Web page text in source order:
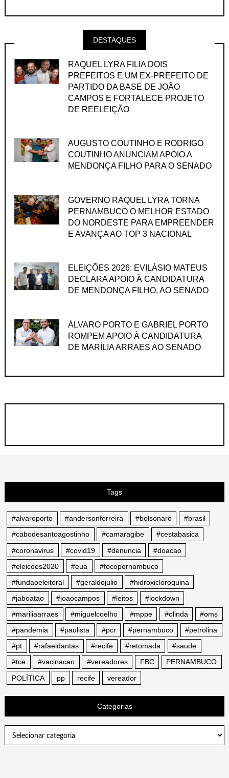
DESTAQUES
RAQUEL LYRA FILIA DOIS
PREFEITOS E UM EX-PREFEITO DE
PARTIDO DA BASE DE JOÃO
CAMPOS E FORTALECE PROJETO
DE REELEIÇÃO
AUGUSTO COUTINHO E RODRIGO
COUTINHO ANUNCIAM APOIO A
MENDONÇA FILHO PARA O SENADO
GOVERNO RAQUEL LYRA TORNA
PERNAMBUCO O MELHOR ESTADO
DO NORDESTE PARA EMPREENDER
E AVANÇA AO TOP 3 NACIONAL
ELEIÇÕES 2026: EVILÁSIO MATEUS
DECLARA APOIO À CANDIDATURA
DE MENDONÇA FILHO, AO SENADO
ÁLVARO PORTO E GABRIEL PORTO
ROMPEM APOIO À CANDIDATURA
DE MARÍLIA ARRAES AO SENADO
Tags
#alvaroporto #andersonferreira #bolsonaro
#brasil
#cabodesantoagostinho
#camaragibe
#cestabasica
#coronavirus
#covid19 #denuncia
#doacao
#eleicoes2020
#eua
#focopernambuco
#fundaoeleitoral
#geraldojulio
#hidroxicloroquina
#jaboatao
#joaocampos #leitos
#lockdown
#mariliaarraes
#miguelcoelho #mppe #olinda
#oms
#pandemia
#paulista #pcr #pernambuco
#petrolina
#pt
#rafaeldantas #recife #retomada
#saude
#tce
#vacinacao #vereadores FBC
PERNAMBUCO
POLÍTICA
pp recife vereador
Categorias